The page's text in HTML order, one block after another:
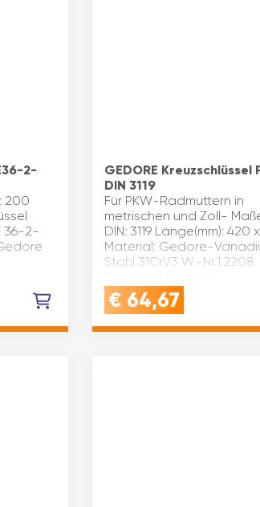
2-
200
36-2-
GEDORE Kreuzschlüssel
DIN 3119
Für PKW-Radmuttern in
metrischen und Zoll-
DIN: 3119 Länge(mm): 420
Material: Gedore-
Stahl 31CrV3 W.-Nr.1.2208
pulverbeschichtet
Schlüsselweite mm/Zoll: 17
€ 64,67